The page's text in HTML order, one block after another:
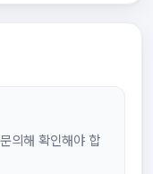
의해 확인해야 합